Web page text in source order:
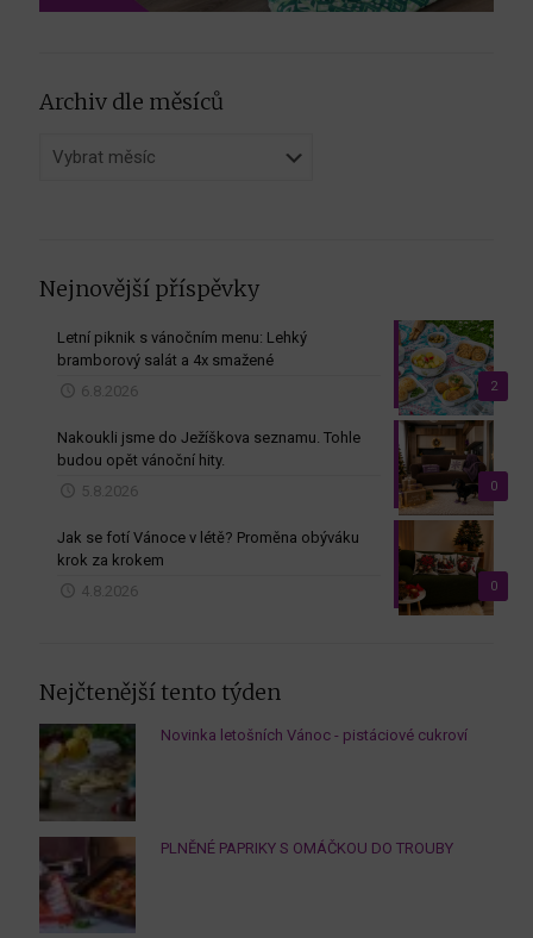
Archiv dle měsíců
dle
Nejnovější příspěvky
2
Letní piknik s vánočním menu: Lehký
bramborový salát a 4x smažené
6.8.2026
0
Nakoukli jsme do Ježíškova seznamu. Tohle
budou opět vánoční hity.
5.8.2026
0
Jak se fotí Vánoce v létě? Proměna obýváku
krok za krokem
4.8.2026
Nejčtenější tento týden
Novinka letošních Vánoc - pistáciové cukroví
PLNĚNÉ PAPRIKY S OMÁČKOU DO TROUBY